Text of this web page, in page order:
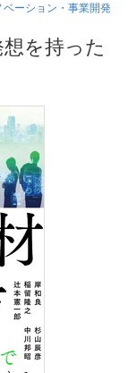
ベーション・事業開発
を持った